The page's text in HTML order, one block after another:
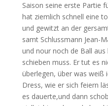
Saison seine erste Partie
hat ziemlich schnell eine
und gewitzt an der
samt Schlussmann Jean-
und nour noch de Ball
schieben muss. Er tut es
überlegen, über was weiß
Dress, wie er sich feiern
es dauerte,und dann